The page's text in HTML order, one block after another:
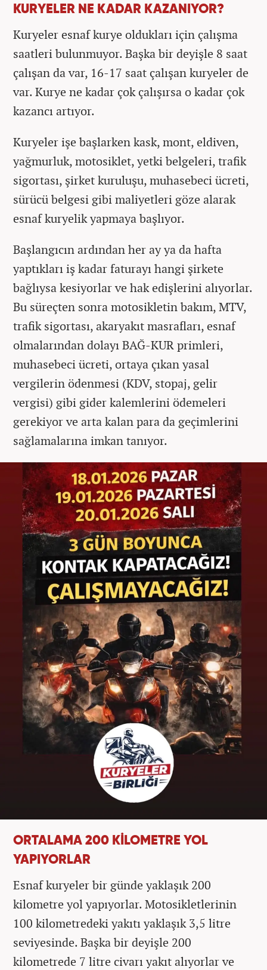
KURYELER NE KADAR KAZANIYOR?
Kuryeler esnaf kurye oldukları için çalışma
saatleri bulunmuyor. Başka bir deyişle 8 saat
çalışan da var, 16-17 saat çalışan kuryeler de
var. Kurye ne kadar çok çalışırsa o kadar çok
kazancı artıyor.
Kuryeler işe başlarken kask, mont, eldiven,
yağmurluk, motosiklet, yetki belgeleri, trafik
sigortası, şirket kuruluşu, muhasebeci ücreti,
sürücü belgesi gibi maliyetleri göze alarak
esnaf kuryelik yapmaya başlıyor.
Başlangıcın ardından her ay ya da hafta
yaptıkları iş kadar faturayı hangi şirkete
bağlıysa kesiyorlar ve hak edişlerini alıyorlar.
Bu süreçten sonra motosikletin bakım, MTV,
trafik sigortası, akaryakıt masrafları, esnaf
olmalarından dolayı BAĞ-KUR primleri,
muhasebeci ücreti, ortaya çıkan yasal
vergilerin ödenmesi (KDV, stopaj, gelir
vergisi) gibi gider kalemlerini ödemeleri
gerekiyor ve arta kalan para da geçimlerini
sağlamalarına imkan tanıyor.
ORTALAMA 200 KİLOMETRE YOL
YAPIYORLAR
Esnaf kuryeler bir günde yaklaşık 200
kilometre yol yapıyorlar. Motosikletlerinin
100 kilometredeki yakıtı yaklaşık 3,5 litre
seviyesinde. Başka bir deyişle 200
kilometrede 7 litre civarı yakıt alıyorlar ve